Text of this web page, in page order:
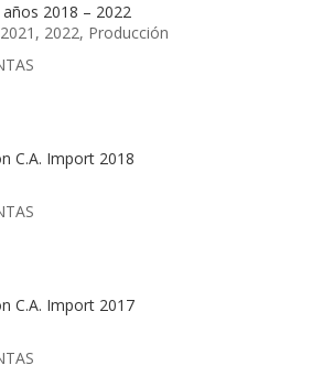
2018 – 2022
2021 , 2022, Producción
C.A. Import 2018
C.A. Import 2017